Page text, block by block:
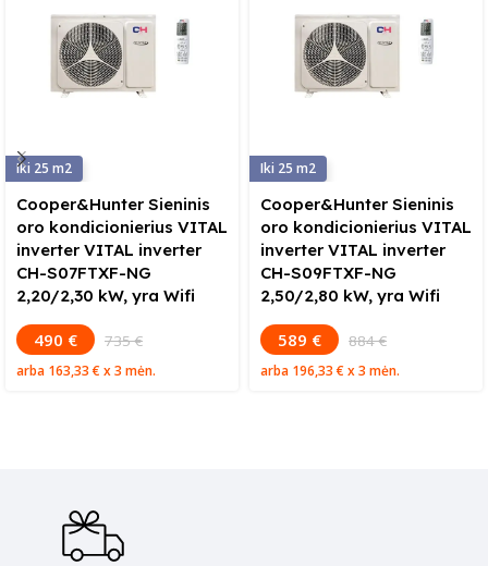
25
Cooper&Hunter Sieninis
oro kondicionierius VITAL
inverter VITAL inverter
CH-S07FTXF-NG
2,20/2,30 kW, yra Wifi
490 € 735 €
arba 163,33 €x 3 mėn.
25
Cooper&Hunter Sieninis
oro kondicionierius VITAL
inverter VITAL inverter
CH-S09FTXF-NG
2,50/2,80 kW, yra Wifi
589 € 884 €
arba 196,33 €x 3 mėn.